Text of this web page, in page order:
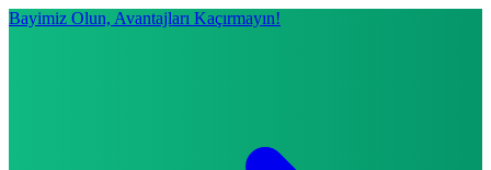
Bayimiz Olun, Avantajları Kaçırmayın!